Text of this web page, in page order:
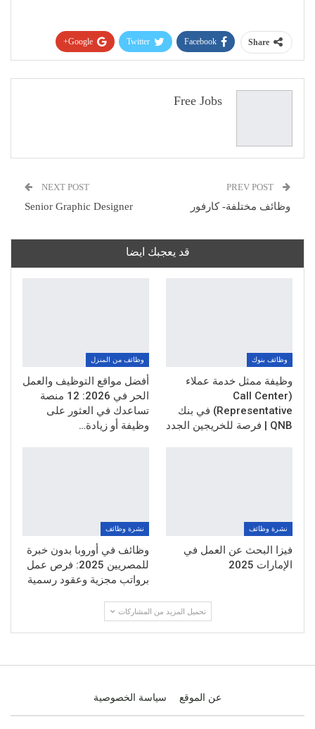
Share
Facebook
Twitter
Google+
البريد الإلكتروني
Free Jobs
وظائف مختلفة- كارفور
NEXT POST
Senior Graphic Designer
قد يعجبك ايضا
وظائف بنوك
وظيفة ممثل خدمة عملاء
(Call Center
Representative) في بنك
QNB | فرصة للخريجين الجدد
وظائف من المنزل
أفضل مواقع التوظيف والعمل
الحر في 2026: 12 منصة
تساعدك في العثور على
وظيفة أو زيادة…
نشرة وظائف
فيزا البحث عن العمل في
الإمارات 2025
نشرة وظائف
وظائف في أوروبا بدون خبرة
للمصريين 2025: فرص عمل
برواتب مجزية وعقود رسمية
تحميل المزيد من المشاركات
عن الموقع سياسة الخصوصية